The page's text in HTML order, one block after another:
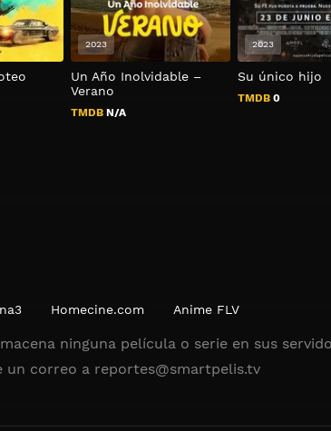
Un Año Inolvidable –
Verano
TMDBN/A
2023
Su único hijo
TMDB 0
2023
Homecine.com Anime FLV
ninguna película o serie en sus
un correo a reportes@smartpelis.tv